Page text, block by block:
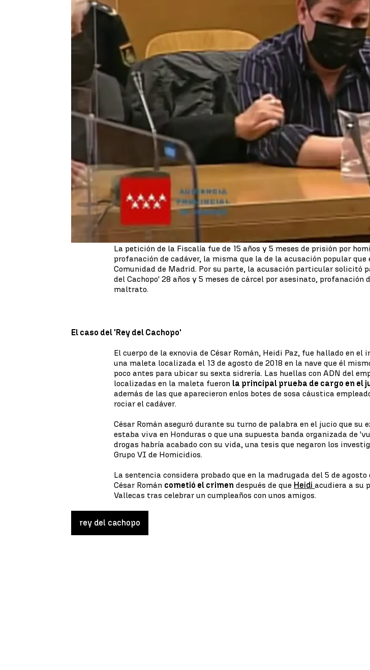
Antena 3 Noticias
Publicado: 22 de junio de 2021, 10:34
César Román, el 'Rey del Cachopo', ha sido condenado a 15 años de
homicidio de su exnovia Heidi Paz en 2018, con los agravantes de
género. La Audiencia Provincial de Madrid ha emitido este martes la
que sigue el veredicto del jurado popular.
El pasado 1 de junio, eljurado popular
emitió el veredicto que
'Rey del Cachopo'culpable por unanimidad de matar a Heidi Paz
descuartizarla tras no aceptar que ella quisiera acabar con la
mantenían.
La petición de la Fiscalía fue de 15 años y 5 meses de prisión por
profanación de cadáver, la misma que la de la acusación popular que
Comunidad de Madrid. Por su parte, la acusación particular solicitó
del Cachopo' 28 años y 5 meses de cárcel por asesinato, profanación
maltrato.
El caso del 'Rey del Cachopo'
El cuerpo de la exnovia de César Román, Heidi Paz, fue hallado en el
una maleta localizada el 13 de agosto de 2018 en la nave que él
poco antes para ubicar su sexta sidrería. Las huellas con ADN del
localizadas en la maleta fueron la principal prueba de cargo en el
además de las que aparecieron enlos botes de sosa cáustica
rociar el cadáver.
César Román aseguró durante su turno de palabra en el jucio que su
estaba viva en Honduras o que una supuesta banda organizada de
drogas habría acabado con su vida, una tesis que negaron los
Grupo VI de Homicidios.
La sentencia considera probado que en la madrugada del 5 de agosto
César Román cometió el crimen después de que Heidiacudiera a su
Vallecas tras celebrar un cumpleaños con unos amigos.
rey del cachopo